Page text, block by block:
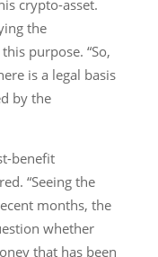
crypto-asset.
the
purpose. “So,
is a legal basis
by the
benefit
“Seeing the
months, the
whether
that has been